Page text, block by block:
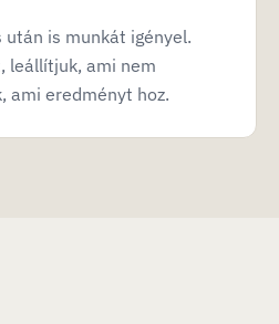
is munkát igényel.
leállítjuk, ami nem
ami eredményt hoz.